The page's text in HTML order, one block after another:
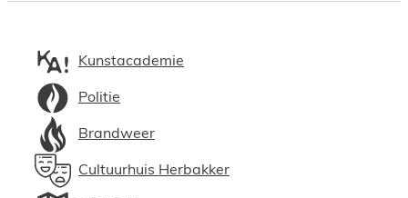
Kunstacademie
Politie
Brandweer
Cultuurhuis Herbakker